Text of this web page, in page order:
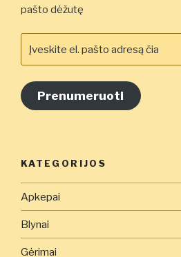
pašto dėžutę
el.
adresą
čia
Prenumeruoti
KATEGORIJOS
Apkepai
Blynai
Gėrimai